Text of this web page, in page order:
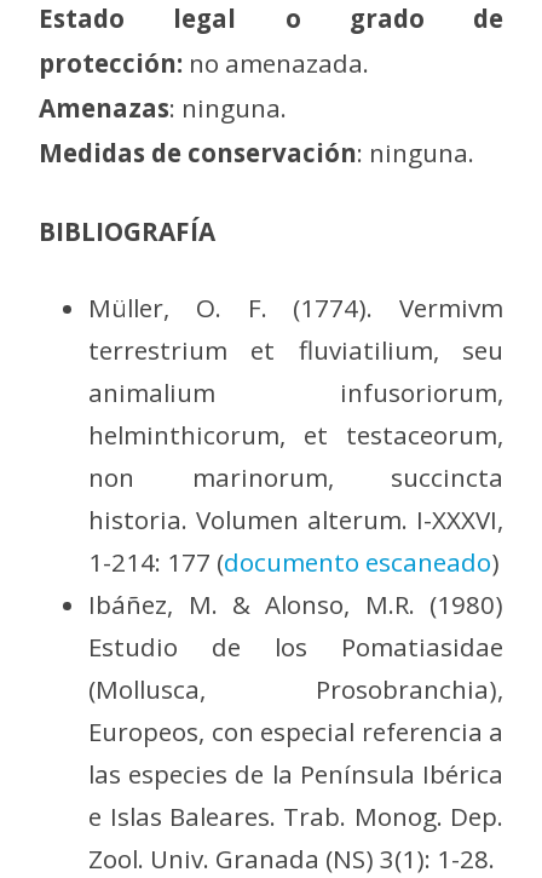
Estado legal o grado de
protección: no amenazada.
Amenazas: ninguna.
Medidas de conservación: ninguna.
BIBLIOGRAFÍA
Müller, O. F. (1774). Vermivm
terrestrium et fluviatilium, seu
animalium infusoriorum,
helminthicorum, et testaceorum,
non marinorum, succincta
historia. Volumen alterum. I-XXXVI,
1-214: 177 (documento escaneado)
Ibáñez, M. & Alonso, M.R. (1980)
Estudio de los Pomatiasidae
(Mollusca, Prosobranchia),
Europeos, con especial referencia a
las especies de la Península Ibérica
e Islas Baleares. Trab. Monog. Dep.
Zool. Univ. Granada (NS) 3(1): 1-28.